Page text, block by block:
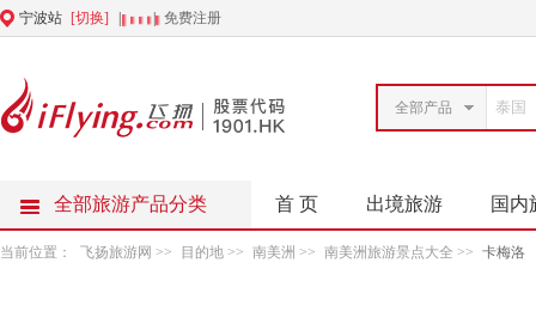
宁波站 [切换] | 免费注册
全部产品
全部旅游产品分类 首 页 出境旅游 国内
当前位置： 飞扬旅游网 >> 目的地 >> 南美洲 >> 南美洲旅游景点大全 >> 卡梅洛